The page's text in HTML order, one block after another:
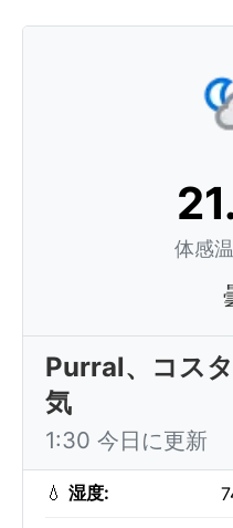
体感
Purral、コス
気
1:30 今日に更新
💧 湿度: